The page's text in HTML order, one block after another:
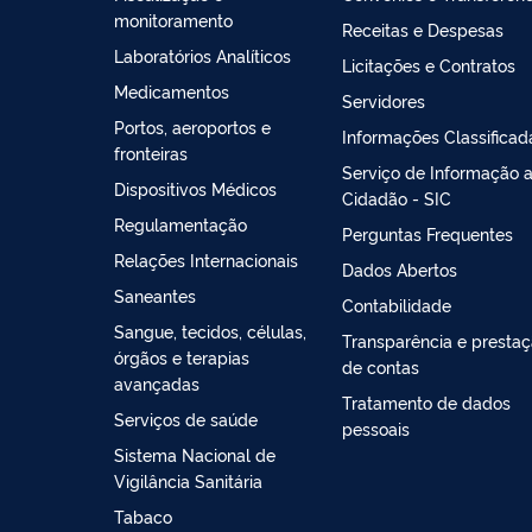
monitoramento
Laboratórios Analíticos
Medicamentos
Portos, aeroportos e
fronteiras
Dispositivos Médicos
Regulamentação
Relações Internacionais
Saneantes
Sangue, tecidos, células,
órgãos e terapias
avançadas
Serviços de saúde
Sistema Nacional de
Vigilância Sanitária
Tabaco
Receitas e Despesas
Licitações e Contratos
Servidores
Informações
Serviço de Informação
Cidadão - SIC
Perguntas Frequentes
Dados Abertos
Contabilidade
Transparência e
de contas
Tratamento de dados
pessoais